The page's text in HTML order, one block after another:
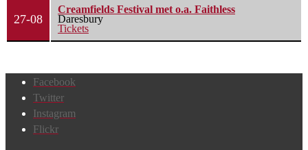
27-08
Creamfields Festival met o.a. Faithless
Daresbury
Tickets
Facebook
Twitter
Instagram
Flickr